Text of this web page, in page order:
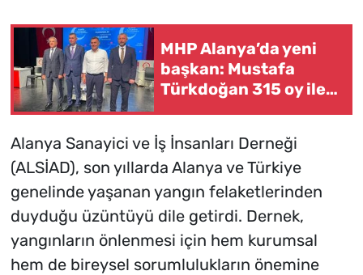
MHP Alanya’da yeni
başkan: Mustafa
Türkdoğan 315 oy ile
Alanya Sanayici ve İş İnsanları Derneği
(ALSİAD), son yıllarda Alanya ve Türkiye
genelinde yaşanan yangın felaketlerinden
duyduğu üzüntüyü dile getirdi. Dernek,
yangınların önlenmesi için hem kurumsal
hem de bireysel sorumlulukların önemine